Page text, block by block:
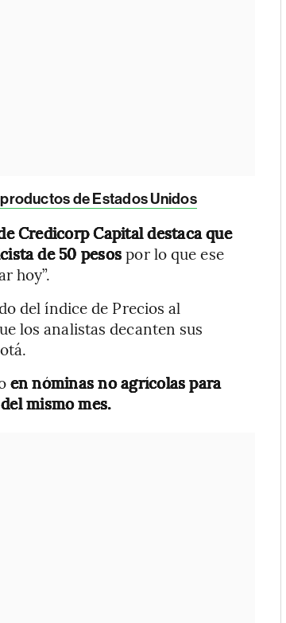
de Estados Unidos
Credicorp Capital destaca que
de 50 pesospor lo que ese
hoy”.
del índice de Precios al
los analistas decanten sus
en nóminas no agrícolas para
mismo mes.